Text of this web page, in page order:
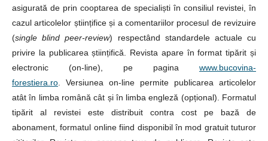
asigurată de prin cooptarea de specialiști în consiliul revistei, în
cazul articolelor științifice și a comentariilor procesul de revizuire
(singleblind peer-review) respectând standardele actuale cu
privire la publicarea științifică. Revista apare în format tipărit și
electronic (on-line), pe pagina www.bucovina-
forestiera.ro . Versiunea on-line permite publicarea articolelor
atât în limba română cât și în limba engleză (opțional). Formatul
tipărit al revistei este distribuit contra cost pe bază de
abonament, formatul online fiind disponibil în mod gratuit tuturor